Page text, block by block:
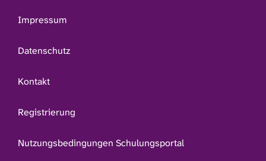
Impressum
Datenschutz
Kontakt
Registrierung
Nutzungsbedingungen Schulungsportal